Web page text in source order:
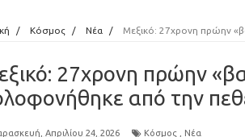
/ Κόσμος / Νέα / Μεξικό: 27χρονη πρώην
27χρονη πρώην
από την
Απριλίου 24, 2026 Κόσμος Νέα